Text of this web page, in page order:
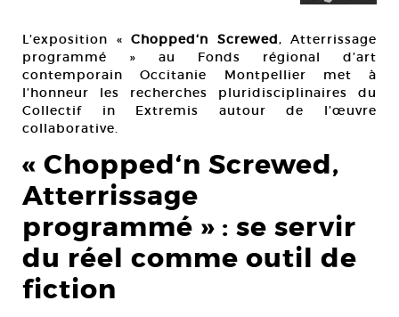
L’exposition « Chopped‘n Screwed, Atterrissage
programmé » au Fonds régional d’art
contemporain Occitanie Montpellier met à
l’honneur les recherches pluridisciplinaires du
Collectif in Extremis autour de l’œuvre
collaborative.
« Chopped‘n Screwed,
Atterrissage
programmé » : se servir
du réel comme outil de
fiction